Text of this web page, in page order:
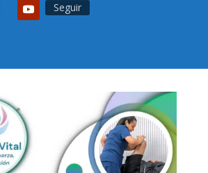
Seguir